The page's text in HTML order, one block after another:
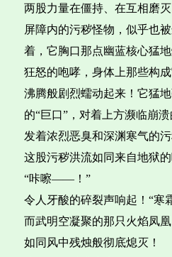
两股力量在僵持、在互相磨灭
屏障内的污秽怪物，似乎也
着，它胸口那点幽蓝核心猛
狂怒的咆哮，身体上那些构
沸腾般剧烈蠕动起来！它猛
的“巨口”，对着上方濒临崩
发着浓烈恶臭和深渊寒气的污
这股污秽洪流如同来自地狱
“咔嚓——！”
令人牙酸的碎裂声响起！“寒
而武明空凝聚的那只火焰凤
如同风中残烛般彻底熄灭！